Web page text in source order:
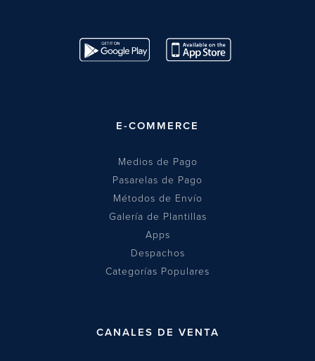
E-COMMERCE
Medios de Pago
Pasarelas de Pago
Métodos de Envío
Galería de Plantillas
Apps
Despachos
Categorías Populares
CANALES DE VENTA